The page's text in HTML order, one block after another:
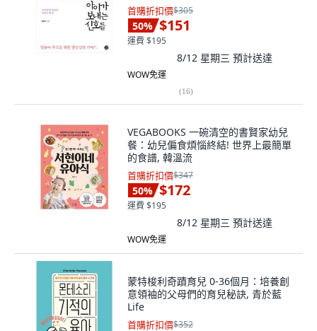
首購折扣價$305
50% $151
運費 $195
8/12 星期三 預計送達
WOW免運
(16)
VEGABOOKS 一碗清空的書賢家幼兒
餐：幼兒偏食煩惱終結! 世界上最簡單
的食譜, 韓溫流
首購折扣價$347
50% $172
運費 $195
8/12 星期三 預計送達
WOW免運
蒙特梭利奇蹟育兒 0-36個月：培養創
意領袖的父母們的育兒秘訣, 青於藍
Life
首購折扣價$352